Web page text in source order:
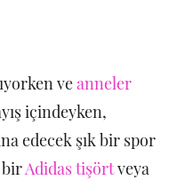
veanneler
içindeyken,
edecek şık bir spor
birAdidas tişörtveya